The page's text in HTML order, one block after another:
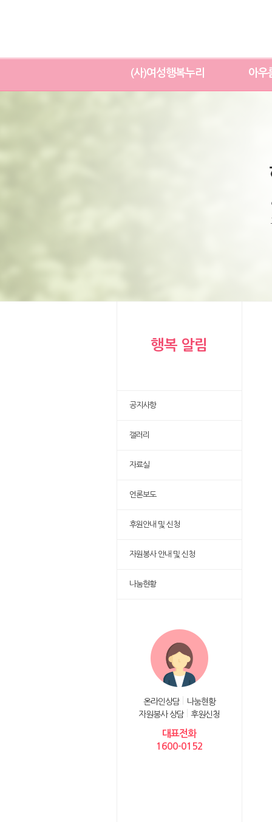
(사)여성행복누리 아우
행복 알림
공지사항
갤러리
자료실
언론보도
후원안내 및 신청
자원봉사 안내 및 신청
나눔현황
온라인상담
나눔현황
자원봉사 상담
후원신청
대표전화
1600-0152